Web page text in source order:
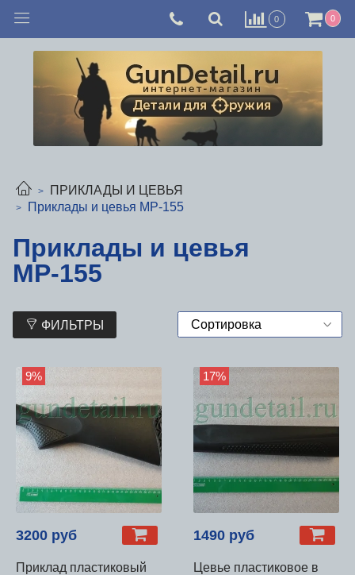
0 0
ПРИКЛАДЫ И ЦЕВЬЯ
Приклады и цевья МР-155
Приклады и цевья
МР-155
ФИЛЬТРЫ
9%
3200 руб
Приклад пластиковый
17%
1490 руб
Цевье пластиковое в